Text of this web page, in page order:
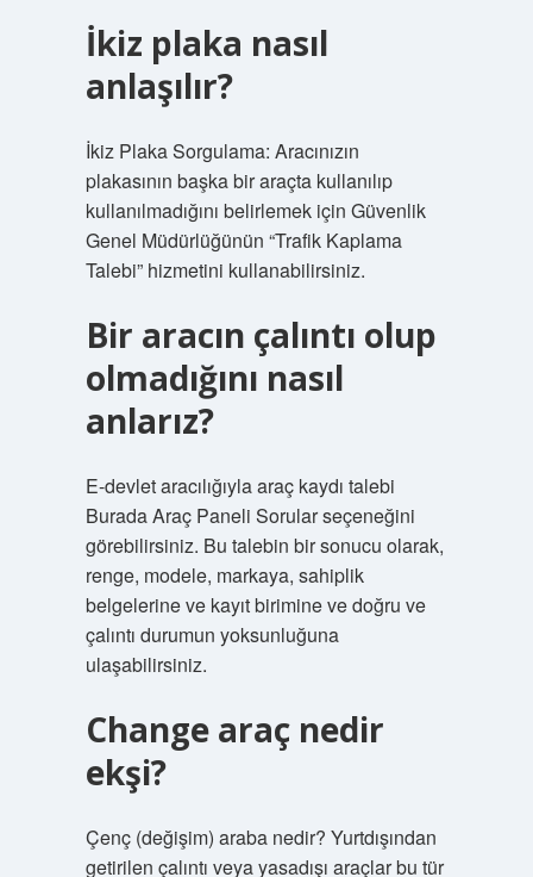
İkiz plaka nasıl
anlaşılır?
İkiz Plaka Sorgulama: Aracınızın
plakasının başka bir araçta kullanılıp
kullanılmadığını belirlemek için Güvenlik
Genel Müdürlüğünün “Trafik Kaplama
Talebi” hizmetini kullanabilirsiniz.
Bir aracın çalıntı olup
olmadığını nasıl
anlarız?
E-devlet aracılığıyla araç kaydı talebi
Burada Araç Paneli Sorular seçeneğini
görebilirsiniz. Bu talebin bir sonucu olarak,
renge, modele, markaya, sahiplik
belgelerine ve kayıt birimine ve doğru ve
çalıntı durumun yoksunluğuna
ulaşabilirsiniz.
Change araç nedir
ekşi?
Çenç (değişim) araba nedir? Yurtdışından
getirilen çalıntı veya yasadışı araçlar bu tür